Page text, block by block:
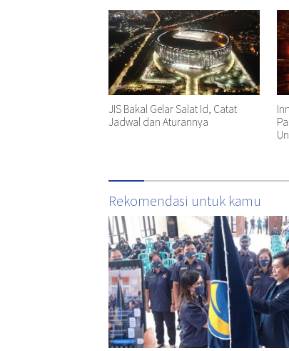
JIS Bakal Gelar Salat Id, Catat
Jadwal dan Aturannya
Rekomendasi untuk kamu